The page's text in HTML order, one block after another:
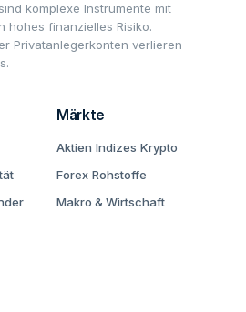
komplexe Instrumente mit
hohes finanzielles Risiko.
Privatanlegerkonten verlieren
Märkte
Aktien Indizes Krypto
Forex Rohstoffe
Makro & Wirtschaft